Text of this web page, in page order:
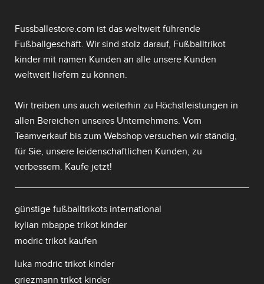
Fussballestore.com ist das weltweit führende
Fußballgeschäft. Wir sind stolz darauf, Fußballtrikot
kinder mit namen Kunden an alle unsere Kunden
weltweit liefern zu können.
Wir treiben uns auch weiterhin zu Höchstleistungen in
allen Bereichen unseres Unternehmens. Vom
Teamverkauf bis zum Webshop versuchen wir ständig,
für Sie, unsere leidenschaftlichen Kunden, zu
verbessern. Kaufe jetzt!
günstige fußballtrikots international
kylian mbappe trikot kinder
modric trikot kaufen
luka modric trikot kinder
griezmann trikot kinder